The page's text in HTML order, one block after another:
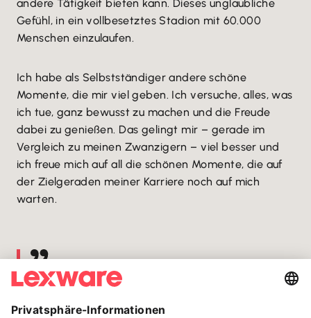
andere Tätigkeit bieten kann. Dieses unglaubliche
Gefühl, in ein vollbesetztes Stadion mit 60.000
Menschen einzulaufen.
Ich habe als Selbstständiger andere schöne
Momente, die mir viel geben. Ich versuche, alles, was
ich tue, ganz bewusst zu machen und die Freude
dabei zu genießen. Das gelingt mir – gerade im
Vergleich zu meinen Zwanzigern – viel besser und
ich freue mich auf all die schönen Momente, die auf
der Zielgeraden meiner Karriere noch auf mich
warten.
ALS FÜHRUNGSKRAFT